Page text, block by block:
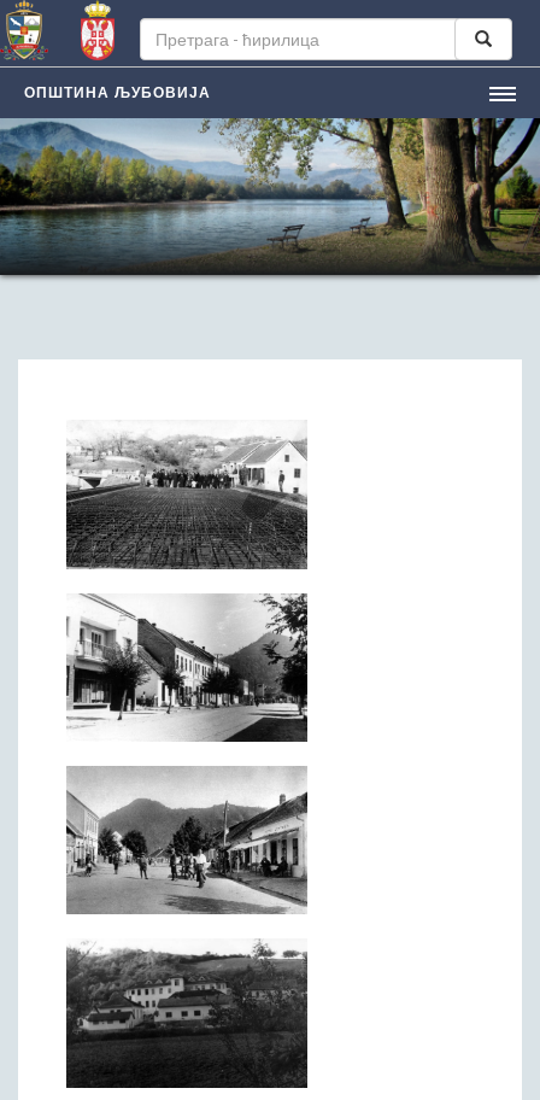
ОПШТИНА ЉУБОВИЈА
НАСЛОВНА
ЉУБОВИЈA
Лична карта града
Историјат
ЛОКАЛНА САМОУПРАВА
Заменик председника
Скупштина општине
Општинско веће
Општинска управа
Начелник Општинске управе
Састави Управних одбора и сталних радних тела
ПРИВРЕДА
Општи и просторни положај подручја општине
Развој и просторни размештај привреде
Индустрија
Грађевинарство
Занатство
Саобраћај и везе
Трговинa
Угоститељство и туризам
Комунална делатност
Јавна предузећа
ДРУШТВО